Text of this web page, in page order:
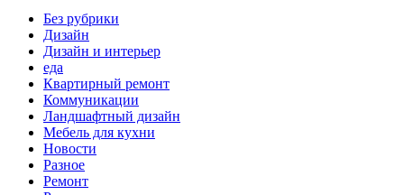
Без рубрики
Дизайн
Дизайн и интерьер
еда
Квартирный ремонт
Коммуникации
Ландшафтный дизайн
Мебель для кухни
Новости
Разное
Ремонт